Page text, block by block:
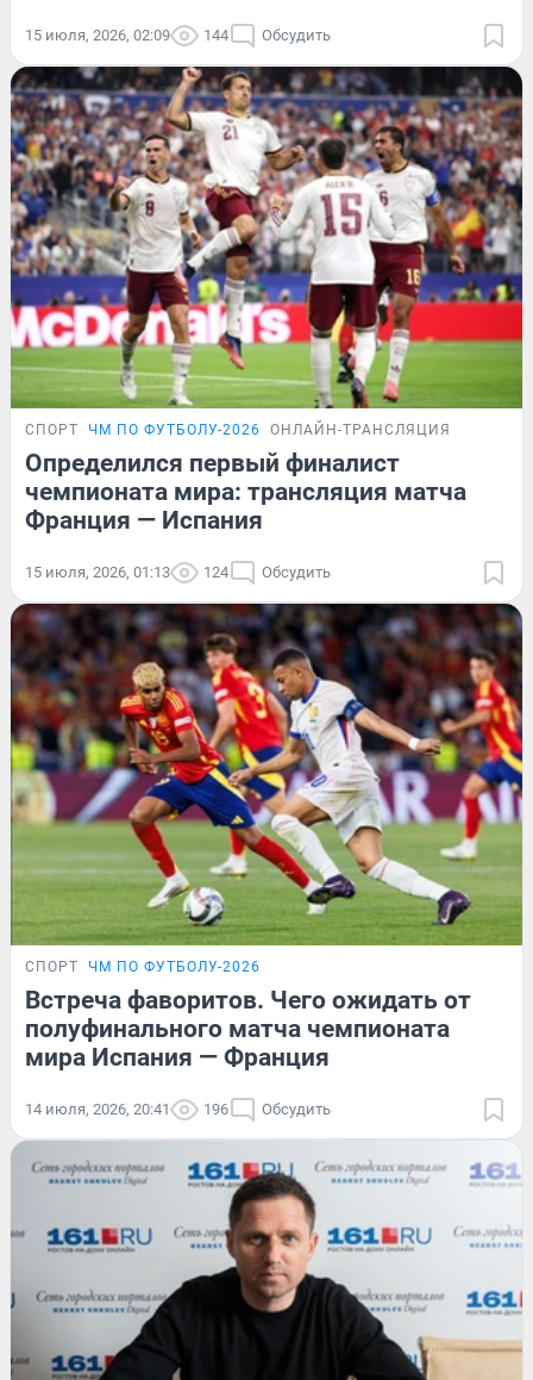
15 июля, 2026, 02:09 144 Обсудить
СПОРТ ЧМ ПО ФУТБОЛУ-2026 ОНЛАЙН-ТРАНСЛЯЦИЯ
Определился первый финалист
чемпионата мира: трансляция матча
Франция — Испания
15 июля, 2026, 01:13 124 Обсудить
СПОРТ ЧМ ПО ФУТБОЛУ-2026
Встреча фаворитов. Чего ожидать от
полуфинального матча чемпионата
мира Испания — Франция
14 июля, 2026, 20:41 196 Обсудить